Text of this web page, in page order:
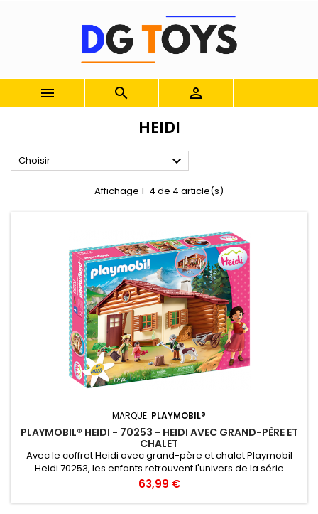
  
HEIDI
Choisir 
Affichage 1-4 de 4 article(s)
MARQUE: PLAYMOBIL®
PLAYMOBIL® HEIDI - 70253 - HEIDI AVEC GRAND-PÈRE ET
CHALET
Avec le coffret Heidi avec grand-père et chalet Playmobil
Heidi 70253, les enfants retrouvent l'univers de la série
animée Heidi et ses personnages attachants. Grand-père
coupe du bois pour pouvoir faire un beau feu de cheminée
le soir pendant qu'Heidi joue avec le chien dans le jardin. La
Prix
63,99 €